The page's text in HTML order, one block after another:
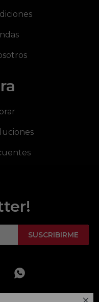
SUSCRIBIRME
